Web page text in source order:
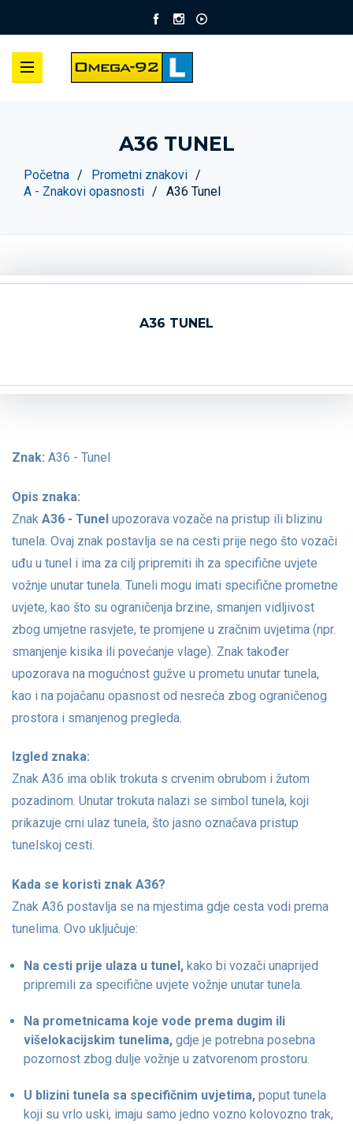
A36 TUNEL
Početna
Prometni znakovi
A - Znakovi opasnosti
A36 Tunel
A36 TUNEL
Znak: A36 - Tunel
Opis znaka:
Znak A36 - Tunel upozorava vozače na pristup ili blizinu
tunela. Ovaj znak postavlja se na cesti prije nego što vozači
uđu u tunel i ima za cilj pripremiti ih za specifične uvjete
vožnje unutar tunela. Tuneli mogu imati specifične prometne
uvjete, kao što su ograničenja brzine, smanjen vidljivost
zbog umjetne rasvjete, te promjene u zračnim uvjetima (npr.
smanjenje kisika ili povećanje vlage). Znak također
upozorava na mogućnost gužve u prometu unutar tunela,
kao i na pojačanu opasnost od nesreća zbog ograničenog
prostora i smanjenog pregleda.
Izgled znaka:
Znak A36 ima oblik trokuta s crvenim obrubom i žutom
pozadinom. Unutar trokuta nalazi se simbol tunela, koji
prikazuje crni ulaz tunela, što jasno označava pristup
tunelskoj cesti.
Kada se koristi znak A36?
Znak A36 postavlja se na mjestima gdje cesta vodi prema
tunelima. Ovo uključuje:
Na cesti prije ulaza u tunel, kako bi vozači unaprijed
pripremili za specifične uvjete vožnje unutar tunela.
Na prometnicama koje vode prema dugim ili
višelokacijskim tunelima, gdje je potrebna posebna
pozornost zbog dulje vožnje u zatvorenom prostoru.
U blizini tunela sa specifičnim uvjetima, poput tunela
koji su vrlo uski, imaju samo jedno vozno kolovozno trak,